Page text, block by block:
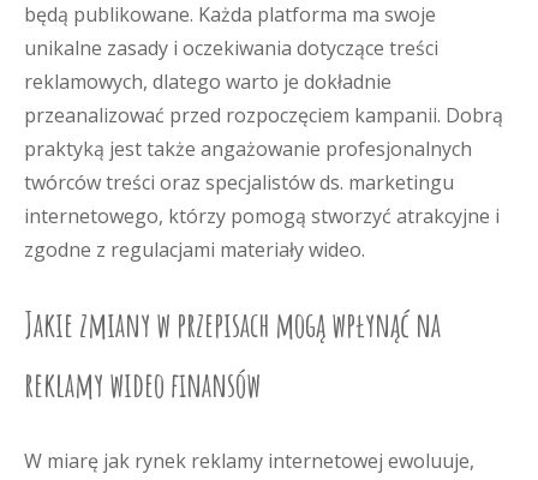
będą publikowane. Każda platforma ma swoje
unikalne zasady i oczekiwania dotyczące treści
reklamowych, dlatego warto je dokładnie
przeanalizować przed rozpoczęciem kampanii. Dobrą
praktyką jest także angażowanie profesjonalnych
twórców treści oraz specjalistów ds. marketingu
internetowego, którzy pomogą stworzyć atrakcyjne i
zgodne z regulacjami materiały wideo.
Jakie zmiany w przepisach mogą wpłynąć na
reklamy wideo finansów
W miarę jak rynek reklamy internetowej ewoluuje,